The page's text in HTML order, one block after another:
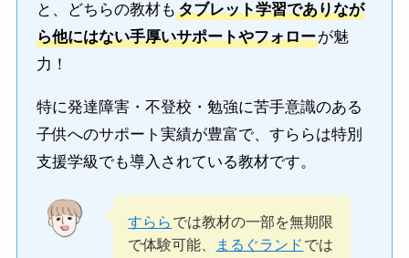
と、どちらの教材もタブレット学習でありなが
ら他にはない手厚いサポートやフォローが魅
力！
特に発達障害・不登校・勉強に苦手意識のある
子供へのサポート実績が豊富で、すららは特別
支援学級でも導入されている教材です。
すらら では教材の一部を無期限
で体験可能、
まるぐランド では